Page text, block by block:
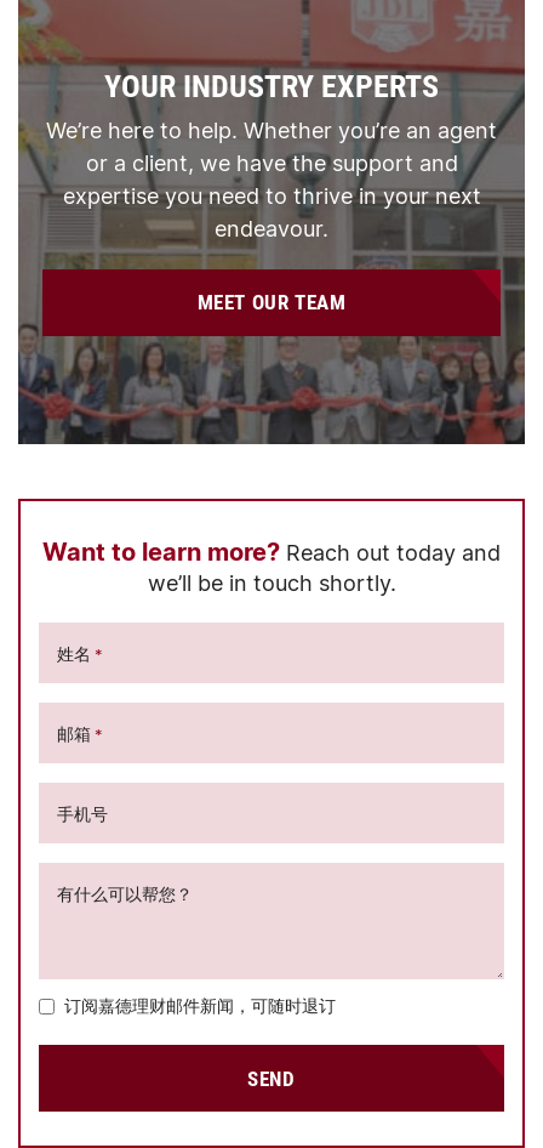
YOUR INDUSTRY EXPERTS
We’re here to help. Whether you’re an agent
or a client, we have the support and
expertise you need to thrive in your next
endeavour.
MEET OUR TEAM
Want to learn more? Reach out today and
we’ll be in touch shortly.
姓名 *
邮箱 *
手机号
有什么可以帮您？
订阅嘉德理财邮件新闻，可随时退订
SEND